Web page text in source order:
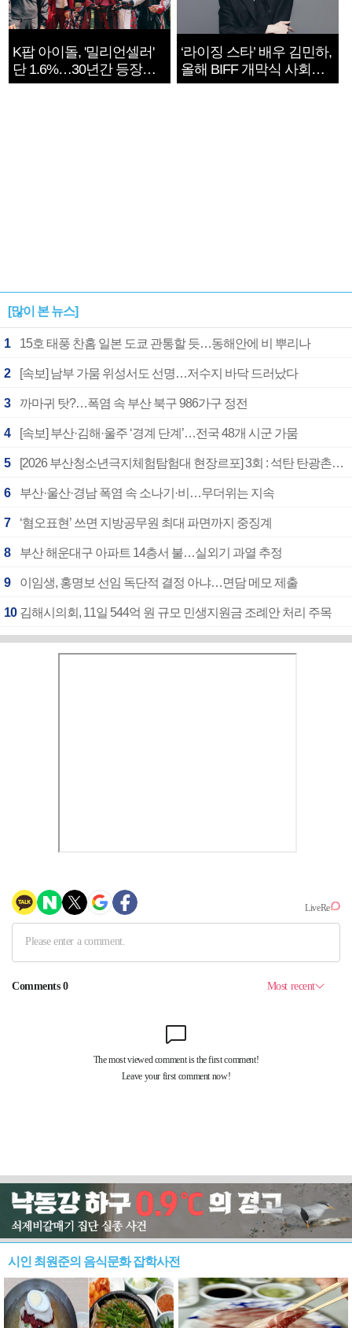
K팝 아이돌, '밀리언셀러'
단 1.6%…30년간 등장
1182개팀 전수조사
‘라이징 스타’ 배우 김민하,
올해 BIFF 개막식 사회자
확정
[많이 본 뉴스]
1 15호 태풍 찬홈 일본 도쿄 관통할 듯…동해안에 비 뿌리나
2 [속보] 남부 가뭄 위성서도 선명…저수지 바닥 드러났다
3 까마귀 탓?…폭염 속 부산 북구 986가구 정전
4 [속보] 부산·김해·울주 ‘경계 단계’…전국 48개 시군 가뭄
5 [2026 부산청소년극지체험탐험대 현장르포] 3회 : 석탄 탄광촌에서 북극 연구의 중심지로
6 부산·울산·경남 폭염 속 소나기·비…무더위는 지속
7 ‘혐오표현’ 쓰면 지방공무원 최대 파면까지 중징계
8 부산 해운대구 아파트 14층서 불…실외기 과열 추정
9 이임생, 홍명보 선임 독단적 결정 아냐…면담 메모 제출
10 김해시의회, 11일 544억 원 규모 민생지원금 조례안 처리 주목
시인 최원준의 음식문화 잡학사전